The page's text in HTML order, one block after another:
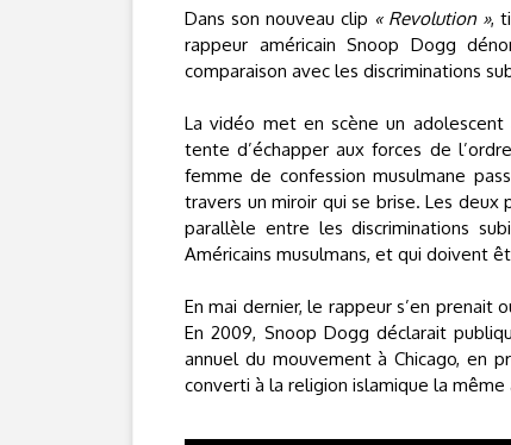
Dans son nouveau clip « Revolution »,
rappeur américain Snoop Dogg
comparaison avec les discriminations
La vidéo met en scène un adolescent
tente d’échapper aux forces de
femme de confession musulmane
travers un miroir qui se brise. Les
parallèle entre les discriminations
Américains musulmans, et qui doivent
En mai dernier, le rappeur s’en
En 2009, Snoop Dogg déclarait
annuel du mouvement à Chicago, en
converti à la religion islamique la même